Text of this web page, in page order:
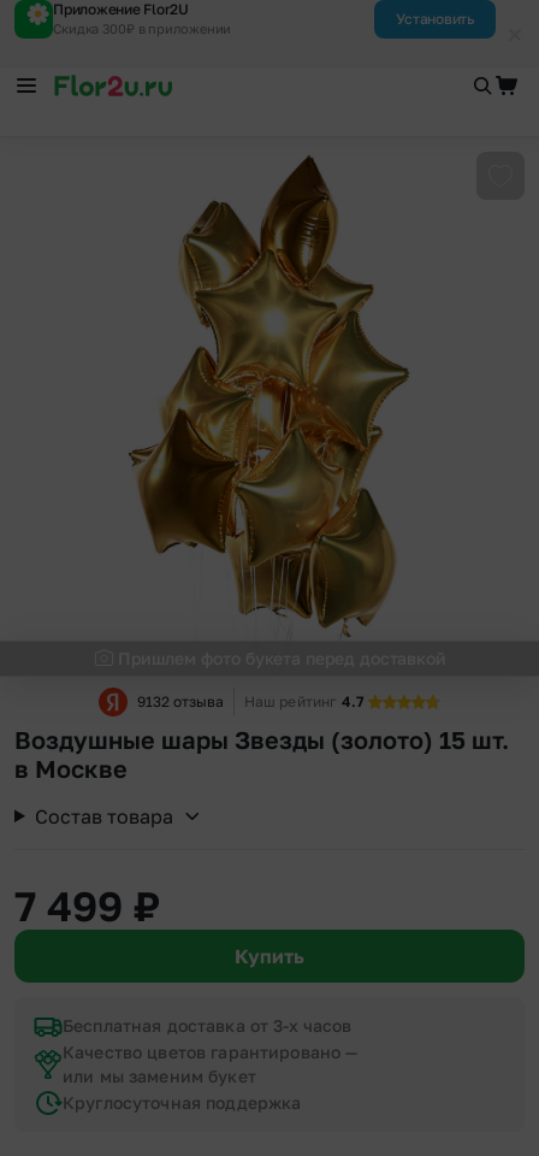
Приложение Flor2U
Скидка 300₽ в приложении
Установить
9132 отзыва Наш рейтинг 4.7
Воздушные шары Звезды (золото) 15 шт.
в Москве
Состав товара
7 499 ₽
Купить
Бесплатная доставка от 3-х часов
Качество цветов гарантировано —
или мы заменим букет
Круглосуточная поддержка